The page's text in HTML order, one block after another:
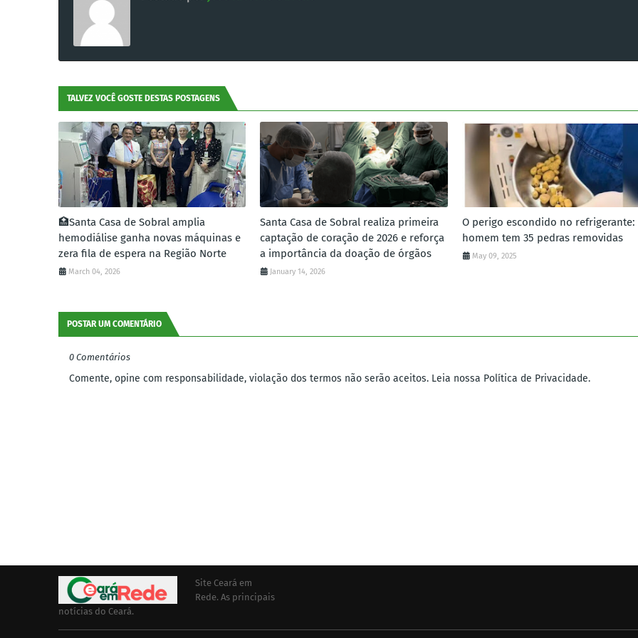
TALVEZ VOCÊ GOSTE DESTAS POSTAGENS
🏥Santa Casa de Sobral amplia
hemodiálise ganha novas máquinas e
zera fila de espera na Região Norte
March 04, 2026
Santa Casa de Sobral realiza primeira
captação de coração de 2026 e reforça
a importância da doação de órgãos
January 14, 2026
O perigo escondido no refrigerante:
homem tem 35 pedras removidas
May 09, 2025
POSTAR UM COMENTÁRIO
0 Comentários
Comente, opine com responsabilidade, violação dos termos não serão aceitos. Leia nossa Política de Privacidade.
Site Ceará em
Rede. As principais
notícias do Ceará.